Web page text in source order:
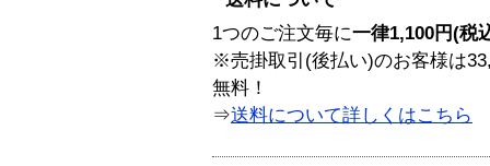
1つのご注文毎に一律1,100円(税
※売掛取引(後払い)のお客様は
無料！
⇒送料について詳しくはこちら